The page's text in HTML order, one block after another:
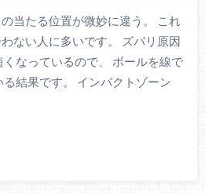
当たる位置が微妙に違う。 これ
ない人に多いです。 ズバリ原因
なっているので、 ボールを線で
結果です。 インパクトゾーン